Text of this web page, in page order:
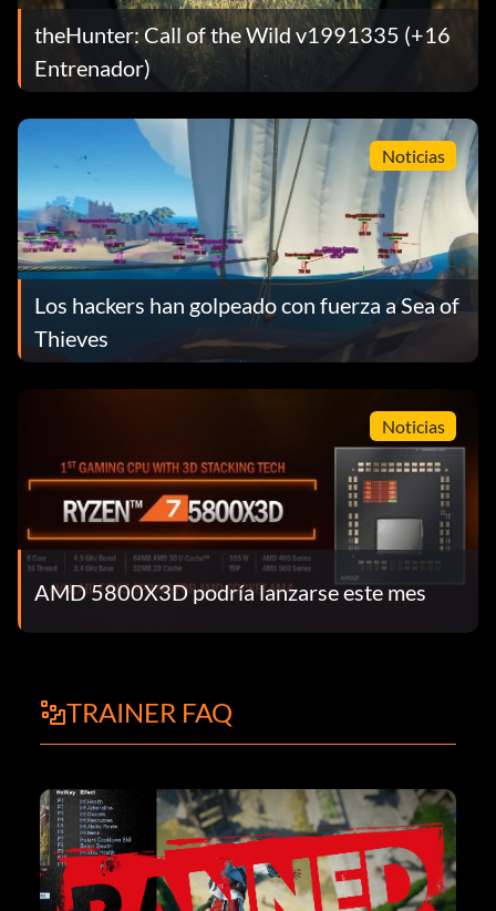
theHunter: Call of the Wild v1991335 (+16
Entrenador)
Noticias
Los hackers han golpeado con fuerza a Sea of
Thieves
Noticias
AMD 5800X3D podría lanzarse este mes
TRAINER FAQ